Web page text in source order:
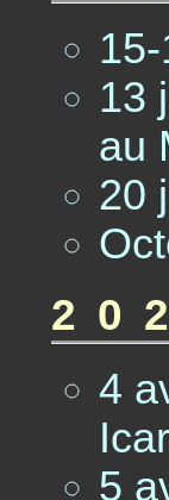
13
au
20
4
5